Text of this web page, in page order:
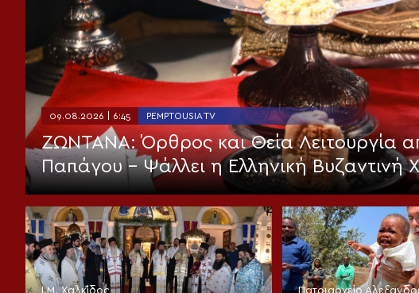
09.08.2026 | 6:45 PEMPTOUSIA TV
ΖΩΝΤΑΝΑ: Όρθρος και Θεία Λειτουργία
Παπάγου – Ψάλλει η Ελληνική Βυζαντινή
Ι.Μ. Χαλκίδος Πατριαρχείο